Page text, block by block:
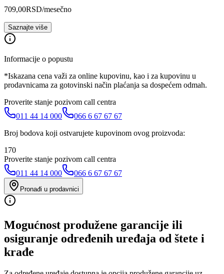
709,00RSD/mesečno
Saznajte više
Informacije o popustu
*Iskazana cena važi za online kupovinu, kao i za kupovinu u
prodavnicama za gotovinski način plaćanja sa dospećem odmah.
Proverite stanje pozivom call centra
011 44 14 000
066 6 67 67 67
Broj bodova koji ostvarujete kupovinom ovog proizvoda:
170
Proverite stanje pozivom call centra
011 44 14 000
066 6 67 67 67
Pronađi u prodavnici
Mogućnost produžene garancije ili
osiguranje određenih uređaja od štete i
krađe